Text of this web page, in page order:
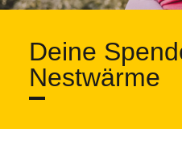
Deine
Nestwärme